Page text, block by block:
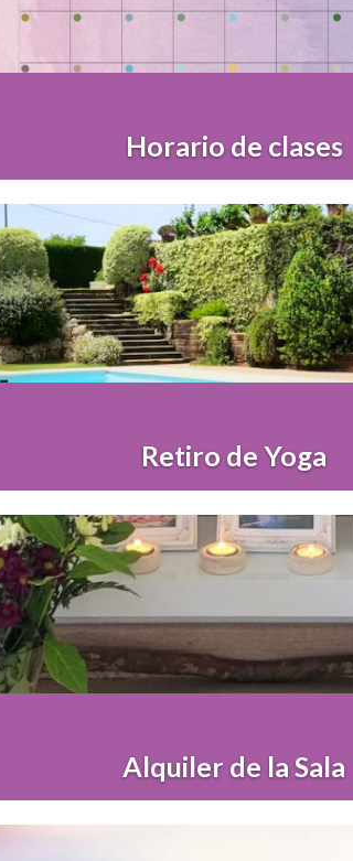
Horario de clases
Retiro de Yoga
Alquiler de la Sala